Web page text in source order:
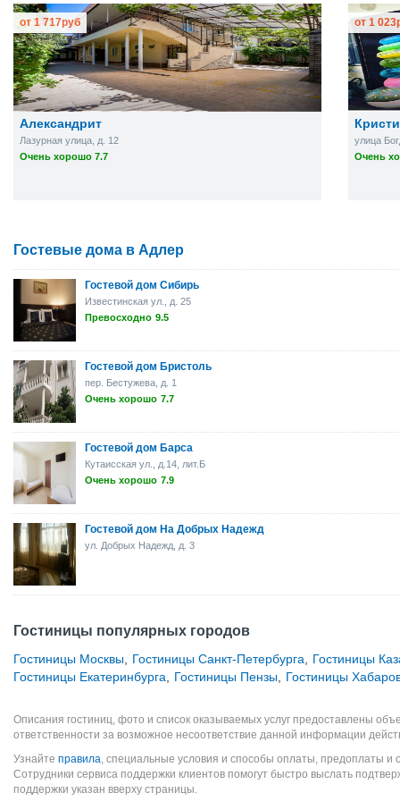
Александрит
Лазурная улица, д. 12
Очень хорошо 7.7
от 1 717руб
улица
Очень
от 1 023
Гостевые дома в Адлер
Гостевой дом Сибирь
Известинская ул., д. 25
Превосходно 9.5
Гостевой дом Бристоль
пер. Бестужева, д. 1
Очень хорошо 7.7
Гостевой дом Барса
Кутаисская ул., д.14, лит.Б
Очень хорошо 7.9
Гостевой дом На Добрых Надежд
ул. Добрых Надежд, д. 3
Гостиницы популярных городов
Гостиницы Москвы Гостиницы Санкт-Петербурга
Гостиницы
Гостиницы Екатеринбурга
Гостиницы Пензы Гостиницы
Описания гостиниц, фото и список оказываемых услуг предоставлены
ответственности за возможное несоответствие данной информации
Узнайте правила, специальные условия и способы оплаты, предоплаты и
Сотрудники сервиса поддержки клиентов помогут быстро выслать
поддержки указан вверху страницы.